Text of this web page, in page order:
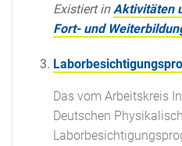
Existiert in Aktivitäten
Fort- und
Das vom Arbeitskreis
Deutschen